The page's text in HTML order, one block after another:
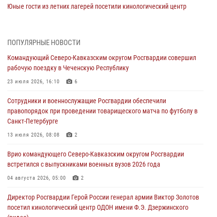
Юные гости из летних лагерей посетили кинологический центр
выпуска «Легенды армии с Александром Маршалом»
07 августа 2026, 12:00
ветераны военной контрразведки почтили память Николая
Кузнецова
07 августа 2026, 12:00
Смольного собора в Санкт-Петербурге (видео)
07 августа 2026, 11:34
взрывобезопасности
ПОПУЛЯРНЫЕ НОВОСТИ
Командующий Северо-Кавказским округом Росгвардии совершил
рабочую поездку в Чеченскую Республику
23 июля 2026, 16:10 6
Сотрудники и военнослужащие Росгвардии обеспечили
правопорядок при проведении товарищеского матча по футболу в
Санкт-Петербурге
13 июля 2026, 08:08 2
Врио командующего Северо-Кавказским округом Росгвардии
встретился с выпускниками военных вузов 2026 года
04 августа 2026, 05:00 2
Директор Росгвардии Герой России генерал армии Виктор Золотов
посетил кинологический центр ОДОН имени Ф.Э. Дзержинского